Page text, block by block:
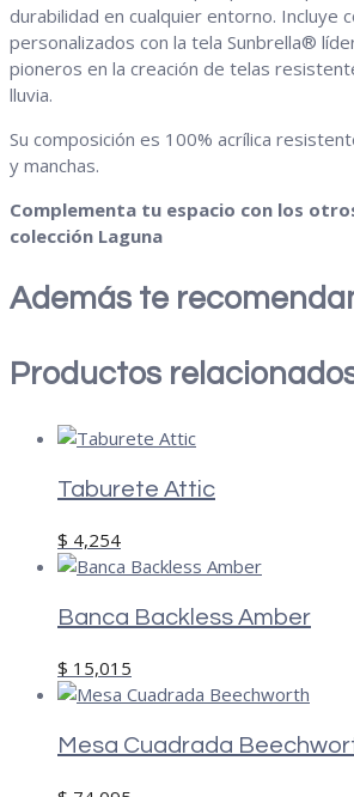
durabilidad en cualquier entorno. Incluye
personalizados con la tela Sunbrella®
pioneros en la creación de telas
lluvia.
Su composición es 100% acrílica
y manchas.
Complementa tu espacio con los
colección Laguna
Además te
Productos
Taburete Attic
$ 4,254
Banca Backless Amber
$ 15,015
Mesa Cuadrada